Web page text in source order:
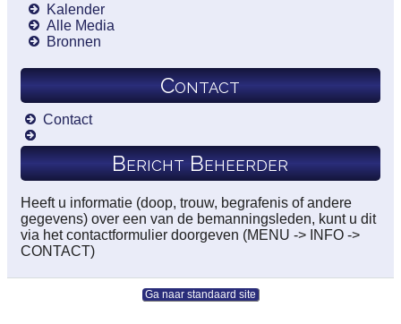
Kalender
Alle Media
Bronnen
Contact
Contact
Bericht Beheerder
Heeft u informatie (doop, trouw, begrafenis of andere
gegevens) over een van de bemanningsleden, kunt u dit
via het contactformulier doorgeven (MENU -> INFO ->
CONTACT)
Ga naar standaard site